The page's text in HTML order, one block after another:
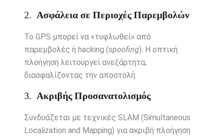
2. Ασφάλεια σε Περιοχές Παρεμβολών
Το GPS μπορεί να «τυφλωθεί» από
παρεμβολές ή hacking (spoofing). Η οπτική
πλοήγηση λειτουργεί ανεξάρτητα,
διασφαλίζοντας την αποστολή.
3. Ακριβής Προσανατολισμός
Συνδυάζεται με τεχνικές SLAM (Simultaneous
Localization and Mapping) για ακριβή πλοήγηση